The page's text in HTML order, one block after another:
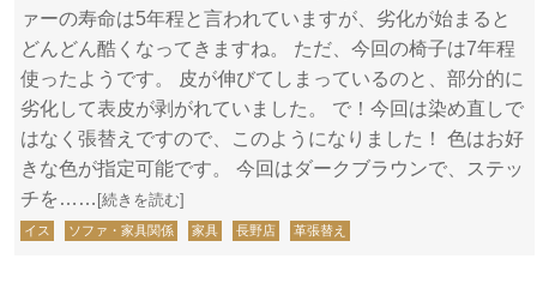
ァーの寿命は5年程と言われていますが、劣化が始まると
どんどん酷くなってきますね。 ただ、今回の椅子は7年程
使ったようです。 皮が伸びてしまっているのと、部分的に
劣化して表皮が剥がれていました。 で！今回は染め直しで
はなく張替えですので、このようになりました！ 色はお好
きな色が指定可能です。 今回はダークブラウンで、ステッ
チを…… [続きを読む]
イス ソファ・家具関係 家具 長野店 革張替え